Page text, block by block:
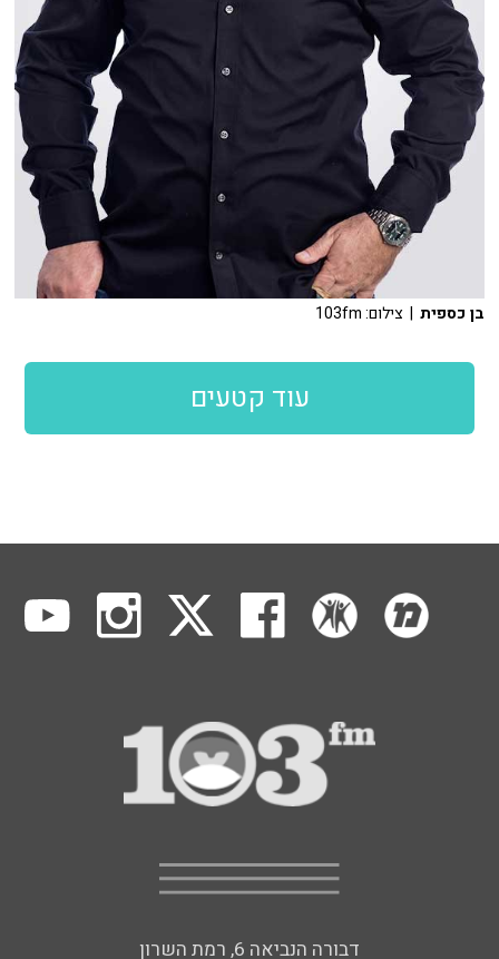
בן כספית | צילום: 103fm
עוד קטעים
דבורה הנביאה 6, רמת השרון